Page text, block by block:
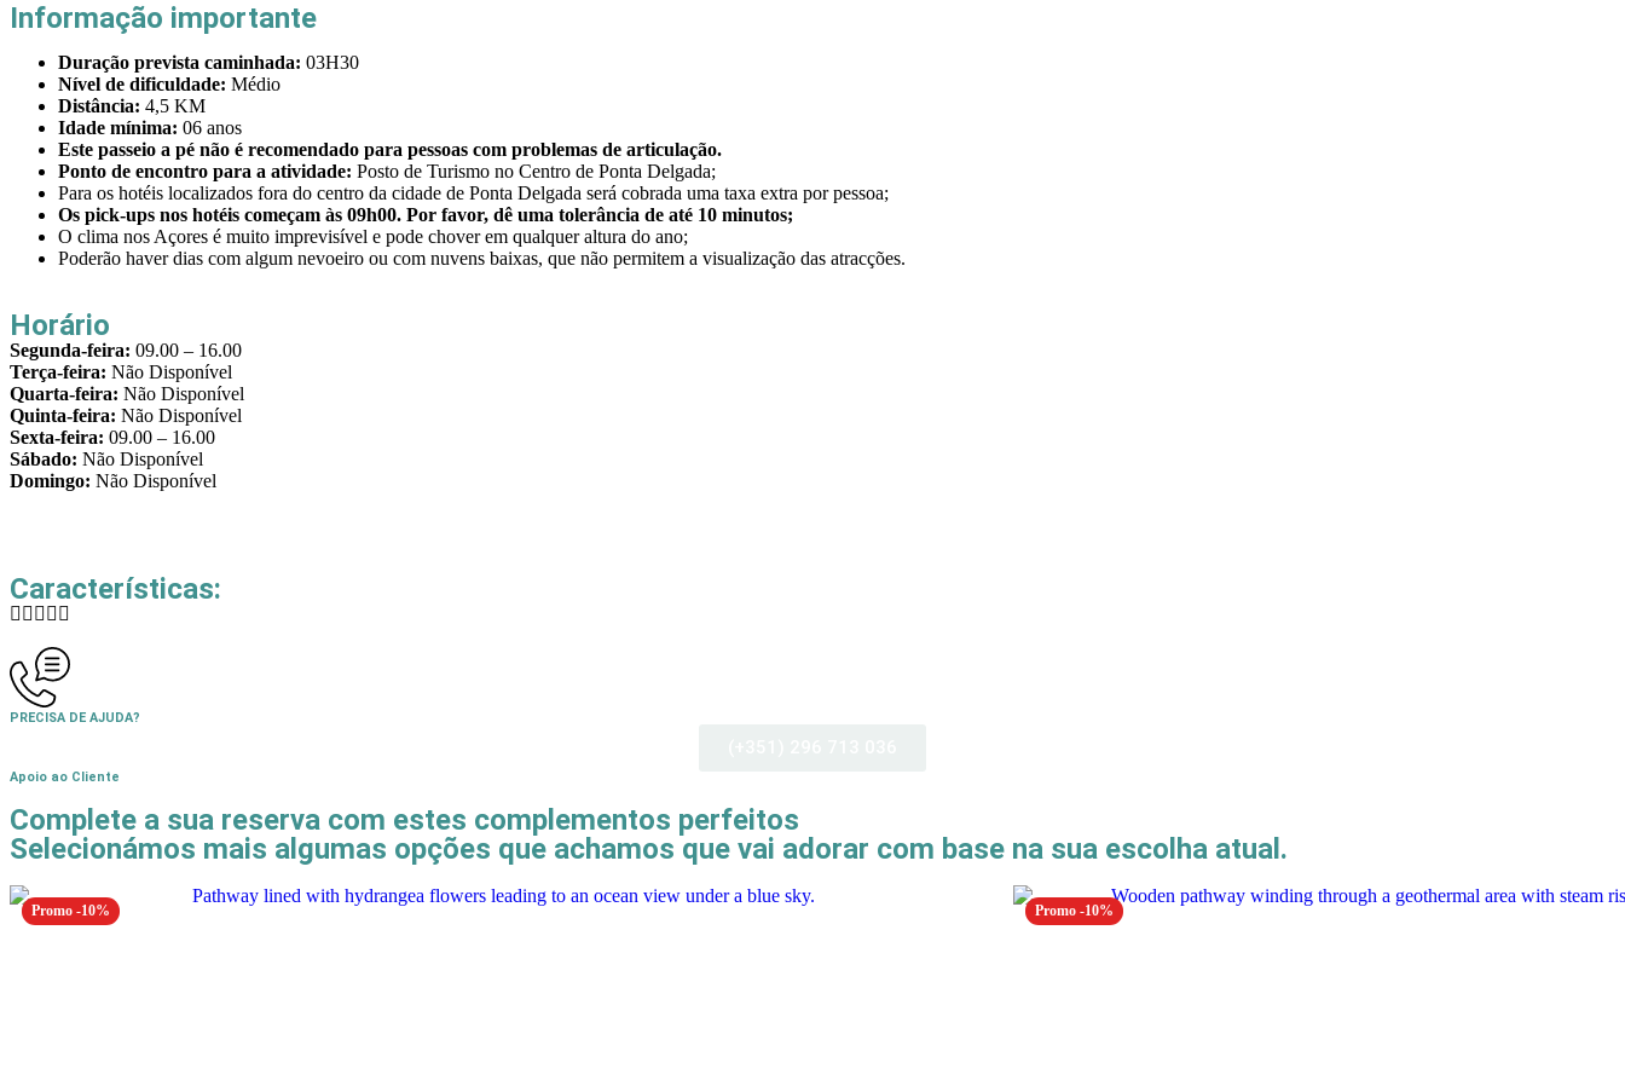
Informação importante
Duração prevista caminhada: 03H30
Nível de dificuldade: Médio
Distância: 4,5 KM
Idade mínima: 06 anos
Este passeio a pé não é recomendado para pessoas com problemas de articulação.
Ponto de encontro para a atividade: Posto de Turismo no Centro de Ponta Delgada;
Para os hotéis localizados fora do centro da cidade de Ponta Delgada será cobrada uma taxa extra por pessoa;
Os pick-ups nos hotéis começam às 09h00. Por favor, dê uma tolerância de até 10 minutos;
O clima nos Açores é muito imprevisível e pode chover em qualquer altura do ano;
Poderão haver dias com algum nevoeiro ou com nuvens baixas, que não permitem a visualização das atracções.
Horário
Segunda-feira: 09.00 – 16.00
Terça-feira: Não Disponível
Quarta-feira: Não Disponível
Quinta-feira: Não Disponível
Sexta-feira: 09.00 – 16.00
Sábado: Não Disponível
Domingo: Não Disponível
Características:
PRECISA DE AJUDA?
Apoio ao Cliente
Complete a sua reserva com estes complementos perfeitos
Selecionámos mais algumas opções que achamos que vai adorar com base na sua escolha atual.
Promo -10% Promo -10%